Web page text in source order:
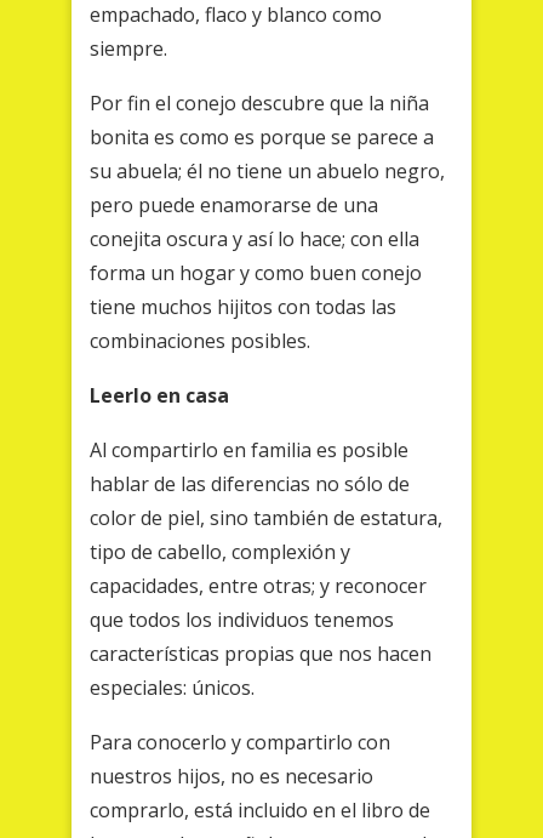
empachado, flaco y blanco como
siempre.
Por fin el conejo descubre que la niña
bonita es como es porque se parece a
su abuela; él no tiene un abuelo negro,
pero puede enamorarse de una
conejita oscura y así lo hace; con ella
forma un hogar y como buen conejo
tiene muchos hijitos con todas las
combinaciones posibles.
Leerlo en casa
Al compartirlo en familia es posible
hablar de las diferencias no sólo de
color de piel, sino también de estatura,
tipo de cabello, complexión y
capacidades, entre otras; y reconocer
que todos los individuos tenemos
características propias que nos hacen
especiales: únicos.
Para conocerlo y compartirlo con
nuestros hijos, no es necesario
comprarlo, está incluido en el libro de